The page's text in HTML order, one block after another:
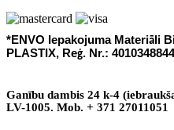
*ENVO Iepakojuma Materiā li
PLASTIX, Reģ. Nr.:
Ganību dambis 24 k-4
LV-1005. Mob. + 371 27011051